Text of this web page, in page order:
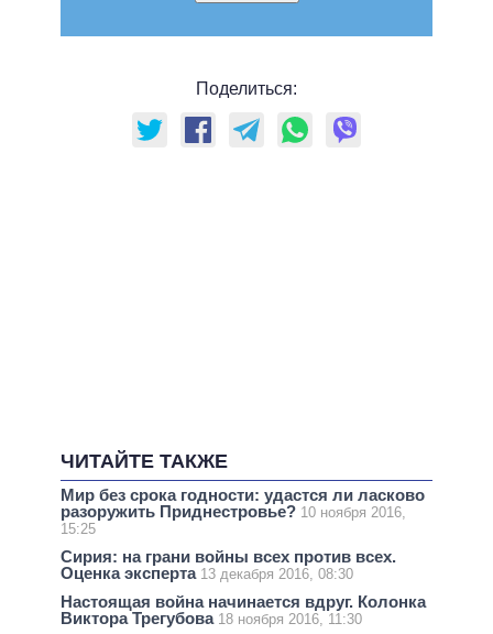
Поделиться:
ЧИТАЙТЕ ТАКЖЕ
Мир без срока годности: удастся ли ласково
разоружить Приднестровье? 10 ноября 2016,
15:25
Сирия: на грани войны всех против всех.
Оценка эксперта 13 декабря 2016, 08:30
Настоящая война начинается вдруг. Колонка
Виктора Трегубова 18 ноября 2016, 11:30